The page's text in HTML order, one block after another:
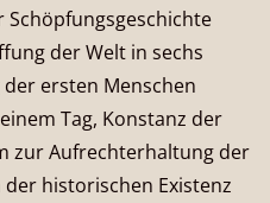
der Welt in sechs
ersten Menschen
Tag, Konstanz der
zur Aufrechterhaltung der
der historischen Existenz